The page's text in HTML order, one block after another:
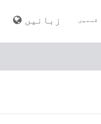
قسمیں زبانیں